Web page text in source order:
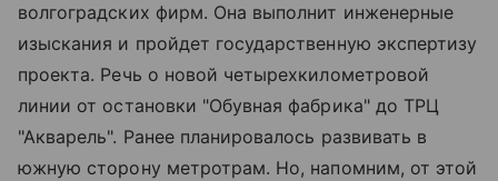
волгоградских фирм. Она выполнит инженерные
изыскания и пройдет государственную экспертизу
проекта. Речь о новой четырехкилометровой
линии от остановки "Обувная фабрика" до ТРЦ
"Акварель". Ранее планировалось развивать в
южную сторону метротрам. Но, напомним, от этой